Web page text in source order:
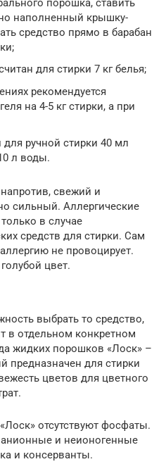
наполненный крышку-
средство прямо в барабан
для стирки 7 кг белья;
рекомендуется
на 4-5 кг стирки, а при
ручной стирки 40 мл
л воды.
свежий и
сильный. Аллергические
в случае
средств для стирки. Сам
не провоцирует.
цвет.
выбрать то средство,
в отдельном конкретном
жидких порошков «Лоск» –
предназначен для стирки
цветов для цветного
отсутствуют фосфаты.
и неионогенные
и консерванты.